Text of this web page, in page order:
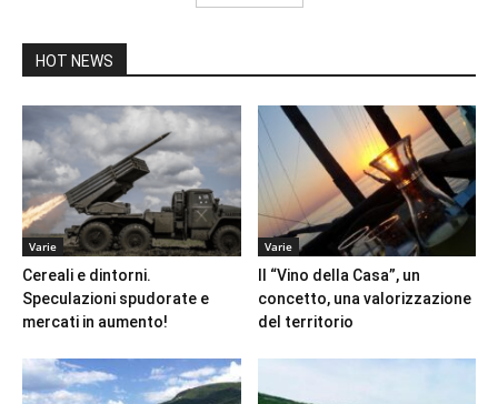
HOT NEWS
Varie
Cereali e dintorni.
Speculazioni spudorate e
mercati in aumento!
Varie
Il “Vino della Casa”, un
concetto, una valorizzazione
del territorio